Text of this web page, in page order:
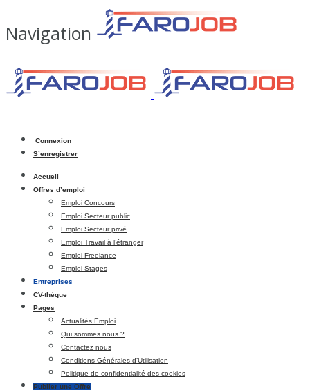
Navigation
Connexion
S’enregistrer
Accueil
Offres d’emploi
Emploi Concours
Emploi Secteur public
Emploi Secteur privé
Emploi Travail à l’étranger
Emploi Freelance
Emploi Stages
Entreprises
CV-thèque
Pages
Actualités Emploi
Qui sommes nous ?
Contactez nous
Conditions Générales d’Utilisation
Politique de confidentialité des cookies
Publier une Offre